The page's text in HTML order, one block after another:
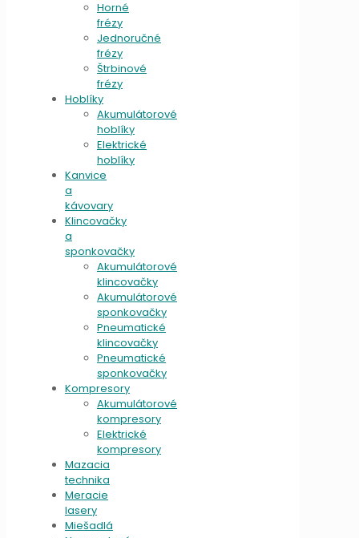
Horné
frézy
Jednoručné
frézy
Štrbinové
frézy
Hoblíky
Akumulátorové
hoblíky
Elektrické
hoblíky
Kanvice
a
kávovary
Klincovačky
a
sponkovačky
Akumulátorové
klincovačky
Akumulátorové
sponkovačky
Pneumatické
klincovačky
Pneumatické
sponkovačky
Kompresory
Akumulátorové
kompresory
Elektrické
kompresory
Mazacia
technika
Meracie
lasery
Miešadlá